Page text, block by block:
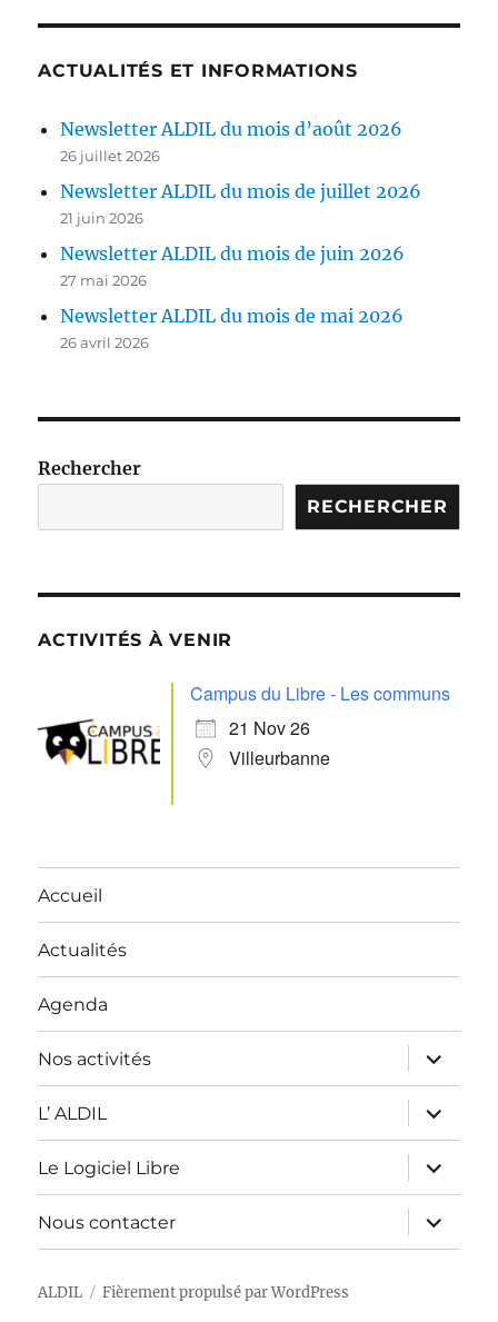
ACTUALITÉS ET INFORMATIONS
Newsletter ALDIL du mois d’août 2026
26 juillet 2026
Newsletter ALDIL du mois de juillet 2026
21 juin 2026
Newsletter ALDIL du mois de juin 2026
27 mai 2026
Newsletter ALDIL du mois de mai 2026
26 avril 2026
Rechercher
RECHERCHER
ACTIVITÉS À VENIR
Campus du Libre - Les communs
21 Nov 26
Villeurbanne
Accueil
Actualités
Agenda
Nos activités
ouvrir
le
sous-
menu
L’ ALDIL
ouvrir
le
sous-
menu
Le Logiciel Libre
ouvrir
le
sous-
menu
Nous contacter
ouvrir
le
sous-
ALDIL Fièrement propulsé par WordPress